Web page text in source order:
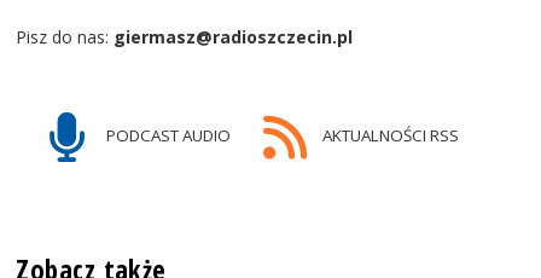
Pisz do nas: giermasz@radioszczecin.pl
PODCAST AUDIO AKTUALNOŚCI RSS
Zobacz także